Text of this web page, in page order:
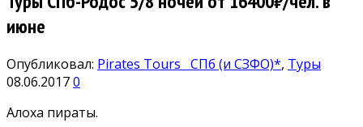
июне
Опубликовал: Pirates Tours СПб (и СЗФО)*, Туры
08.06.20170
Алоха пираты.